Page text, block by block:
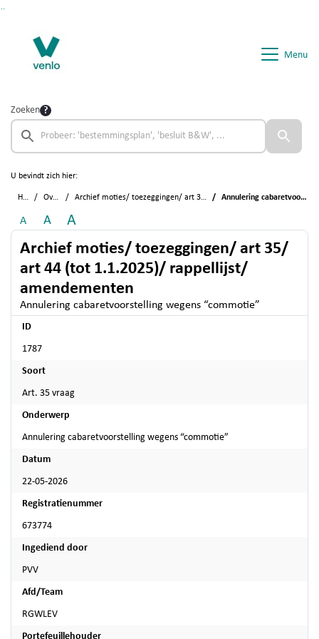
Menu
Zoeken
U bevindt zich hier:
Home Overzichten Archief moties/ toezeggingen/ art 35/ art 44 (tot 1.1.2025)/ rappellijst/ amendementen Annulering cabaretvoorstelling wegens “commotie”
A A A
Archief moties/ toezeggingen/ art 35/
art 44 (tot 1.1.2025)/ rappellijst/
amendementen
Annulering cabaretvoorstelling wegens “commotie”
ID
1787
Soort
Art. 35 vraag
Onderwerp
Annulering cabaretvoorstelling wegens “commotie”
Datum
22-05-2026
Registratienummer
673774
Ingediend door
PVV
Afd/Team
RGWLEV
Portefeuillehouder